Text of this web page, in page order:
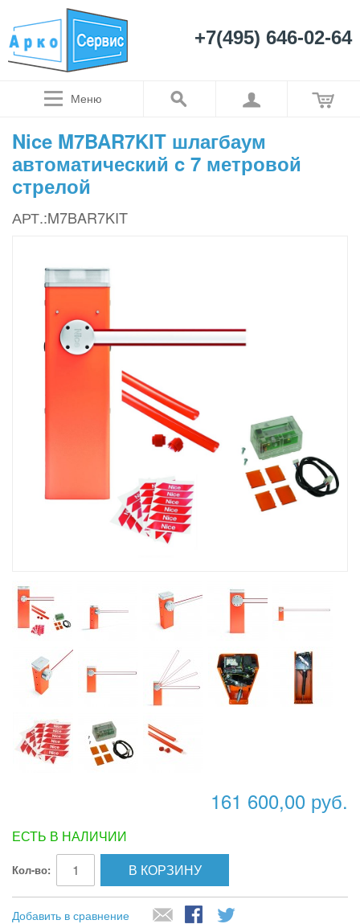
+7(495) 646-02-64
Меню
Nice M7BAR7KIT шлагбаум
автоматический c 7 метровой
стрелой
АРТ.:M7BAR7KIT
161 600,00 руб.
ЕСТЬ В НАЛИЧИИ
Кол-во: В КОРЗИНУ
Добавить в сравнение